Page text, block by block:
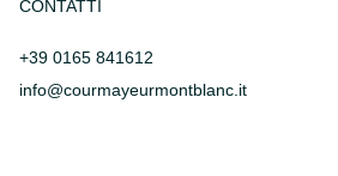
CONTATTI
+39 0165 841612
info@courmayeurmontblanc.it